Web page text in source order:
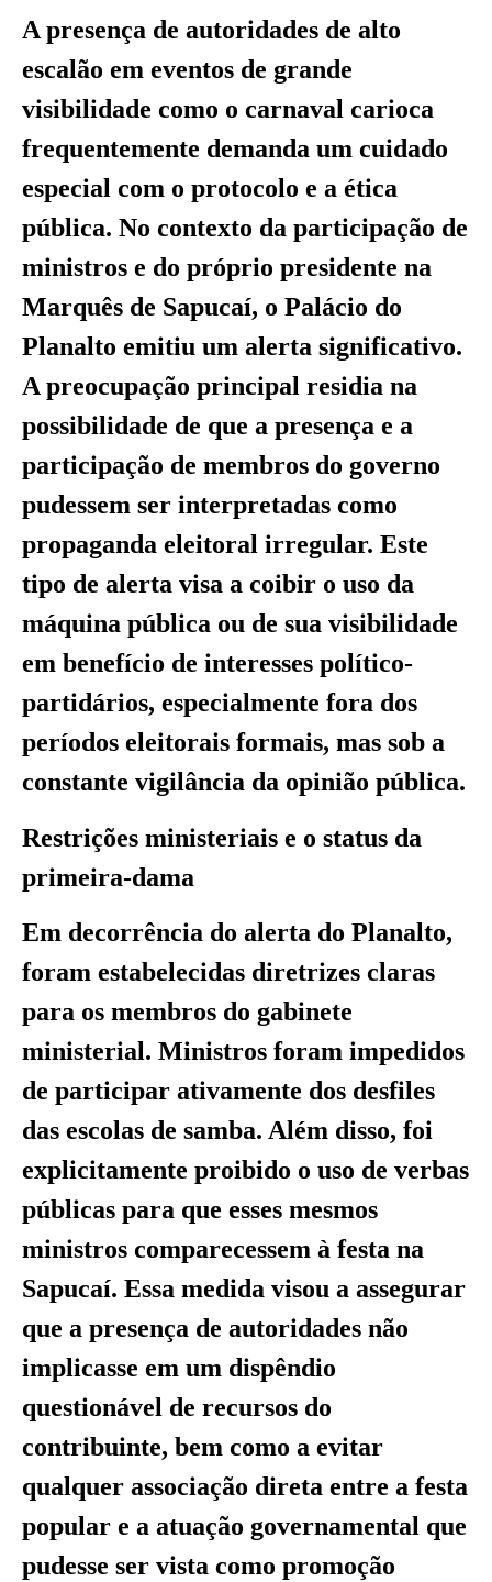
A presença de autoridades de alto
escalão em eventos de grande
visibilidade como o carnaval carioca
frequentemente demanda um cuidado
especial com o protocolo e a ética
pública. No contexto da participação de
ministros e do próprio presidente na
Marquês de Sapucaí, o Palácio do
Planalto emitiu um alerta significativo.
A preocupação principal residia na
possibilidade de que a presença e a
participação de membros do governo
pudessem ser interpretadas como
propaganda eleitoral irregular. Este
tipo de alerta visa a coibir o uso da
máquina pública ou de sua visibilidade
em benefício de interesses político-
partidários, especialmente fora dos
períodos eleitorais formais, mas sob a
constante vigilância da opinião pública.
Restrições ministeriais e o status da
primeira-dama
Em decorrência do alerta do Planalto,
foram estabelecidas diretrizes claras
para os membros do gabinete
ministerial. Ministros foram impedidos
de participar ativamente dos desfiles
das escolas de samba. Além disso, foi
explicitamente proibido o uso de verbas
públicas para que esses mesmos
ministros comparecessem à festa na
Sapucaí. Essa medida visou a assegurar
que a presença de autoridades não
implicasse em um dispêndio
questionável de recursos do
contribuinte, bem como a evitar
qualquer associação direta entre a festa
popular e a atuação governamental que
pudesse ser vista como promoção